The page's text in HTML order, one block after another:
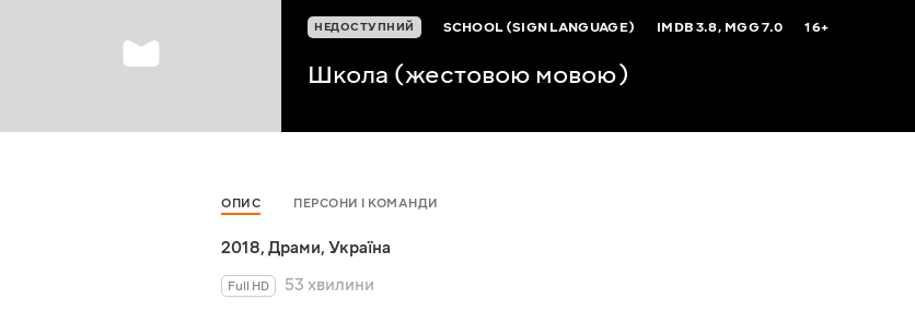
НЕДОСТУПНИЙ SCHOOL (SIGN LANGUAGE) IMDB3.8, MGG7.0 16+
Школа (жестовою мовою)
ОПИС ПЕРСОНИ І КОМАНДИ
2018, Драми, Україна
Full HD
53 хвилини